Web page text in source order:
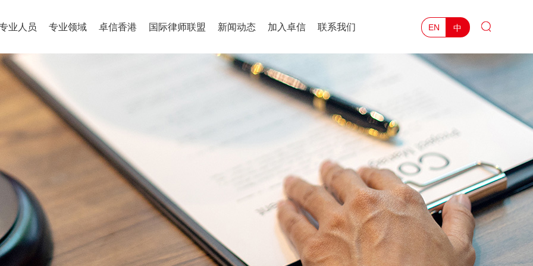
业人员 专业领域 卓信香港 国际律师联盟 新闻动态 加入卓信 联系我们 中
EN